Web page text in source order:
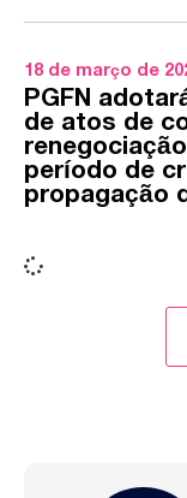
18 de março de
PGFN
de atos de
período de
propagação